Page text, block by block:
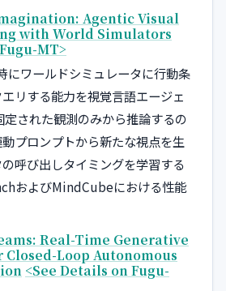
Agentic Visual
with World Simulators
MT>
にワールドシミュレータに行動条
リする能力を視覚言語エージェ
定された観測のみから推論するの
プロンプトから新たな視点を生
呼び出しタイミングを学習する
およびMindCubeにおける性能
Real-Time Generative
Loop Autonomous
<See Details on Fugu-